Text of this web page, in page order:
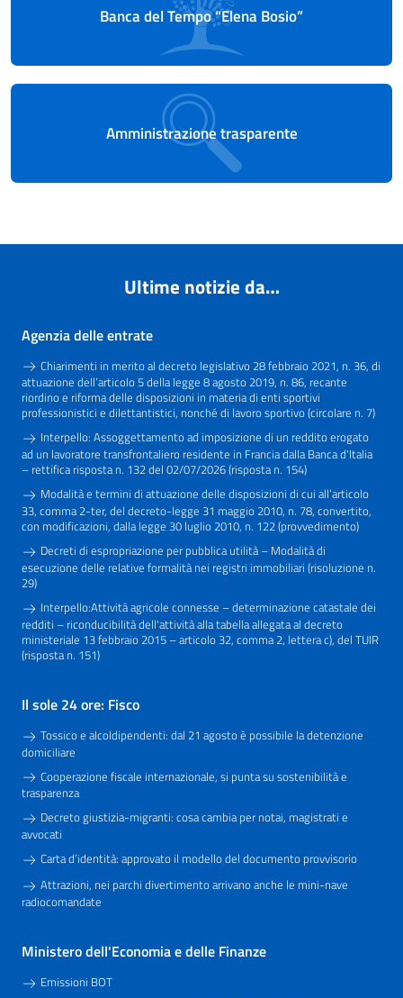
Banca del Tempo “Elena Bosio”
Amministrazione trasparente
Ultime notizie da…
Agenzia delle entrate
Chiarimenti in merito al decreto legislativo 28 febbraio 2021, n. 36, di
attuazione dell’articolo 5 della legge 8 agosto 2019, n. 86, recante
riordino e riforma delle disposizioni in materia di enti sportivi
professionistici e dilettantistici, nonché di lavoro sportivo (circolare n. 7)
Interpello: Assoggettamento ad imposizione di un reddito erogato
ad un lavoratore transfrontaliero residente in Francia dalla Banca d'Italia
– rettifica risposta n. 132 del 02/07/2026 (risposta n. 154)
Modalità e termini di attuazione delle disposizioni di cui all’articolo
33, comma 2-ter, del decreto-legge 31 maggio 2010, n. 78, convertito,
con modificazioni, dalla legge 30 luglio 2010, n. 122 (provvedimento)
Decreti di espropriazione per pubblica utilità – Modalità di
esecuzione delle relative formalità nei registri immobiliari (risoluzione n.
29)
Interpello:Attività agricole connesse – determinazione catastale dei
redditi – riconducibilità dell'attività alla tabella allegata al decreto
ministeriale 13 febbraio 2015 – articolo 32, comma 2, lettera c), del TUIR
(risposta n. 151)
Il sole 24 ore: Fisco
Tossico e alcoldipendenti: dal 21 agosto è possibile la detenzione
domiciliare
Cooperazione fiscale internazionale, si punta su sostenibilità e
trasparenza
Decreto giustizia-migranti: cosa cambia per notai, magistrati e
avvocati
Carta d’identità: approvato il modello del documento provvisorio
Attrazioni, nei parchi divertimento arrivano anche le mini-nave
radiocomandate
Ministero dell'Economia e delle Finanze
Emissioni BOT